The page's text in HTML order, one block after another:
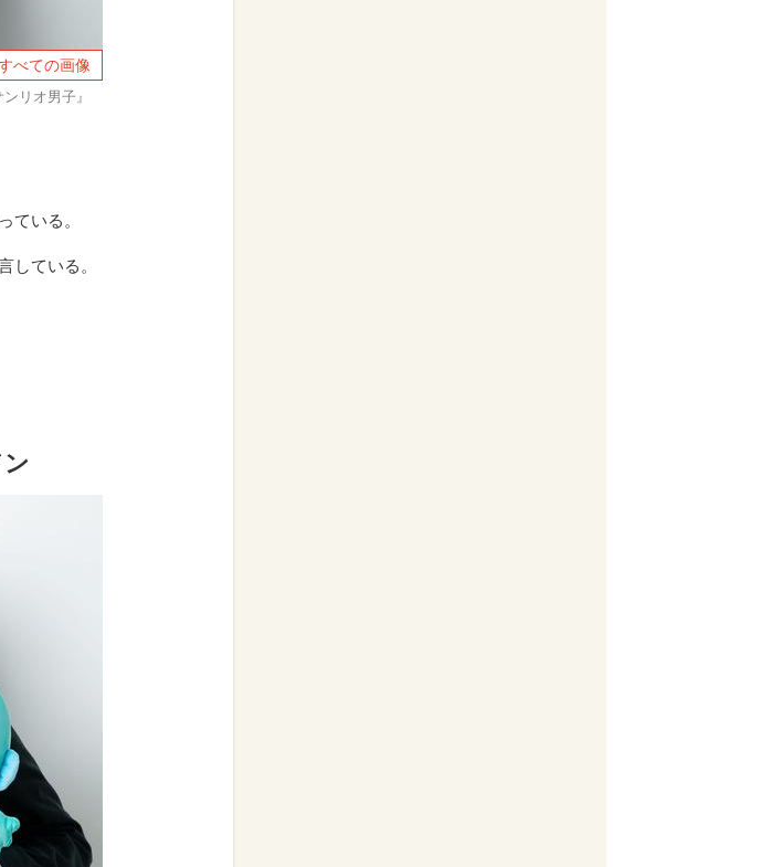
べての画像
リオ男子』
ている。
している。